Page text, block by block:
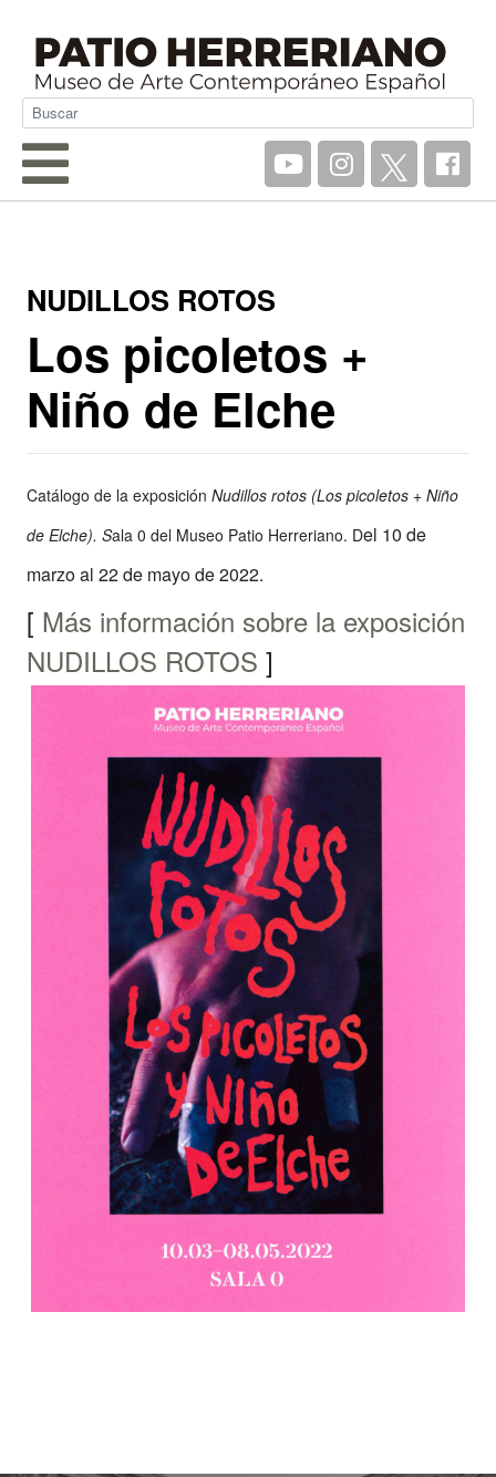
NUDILLOS ROTOS
Los picoletos +
Niño de Elche
Catálogo de la exposición Nudillos rotos (Los picoletos + Niño
de Elche). Sala 0 del Museo Patio Herreriano. Del 10 de
marzo al 22 de mayo de 2022.
[ Más información sobre la exposición
NUDILLOS ROTOS ]